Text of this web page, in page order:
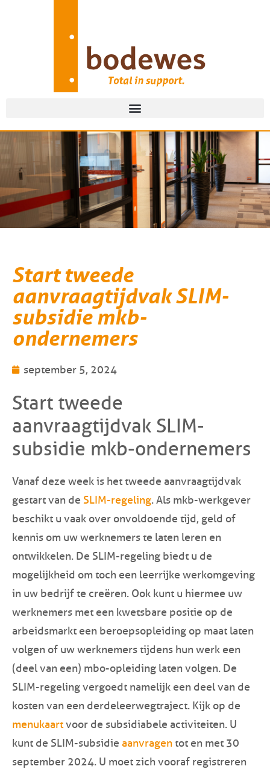
Start tweede
aanvraagtijdvak SLIM-
subsidie mkb-
ondernemers
september 5, 2024
Start tweede
aanvraagtijdvak SLIM-
subsidie mkb-ondernemers
Vanaf deze week is het tweede aanvraagtijdvak
gestart van de SLIM-regeling. Als mkb-werkgever
beschikt u vaak over onvoldoende tijd, geld of
kennis om uw werknemers te laten leren en
ontwikkelen. De SLIM-regeling biedt u de
mogelijkheid om toch een leerrijke werkomgeving
in uw bedrijf te creëren. Ook kunt u hiermee uw
werknemers met een kwetsbare positie op de
arbeidsmarkt een beroepsopleiding op maat laten
volgen of uw werknemers tijdens hun werk een
(deel van een) mbo-opleiding laten volgen. De
SLIM-regeling vergoedt namelijk een deel van de
kosten van een derdeleerwegtraject. Kijk op de
menukaartvoor de subsidiabele activiteiten. U
kunt de SLIM-subsidie aanvragentot en met 30
september 2024. U moet zich vooraf registreren